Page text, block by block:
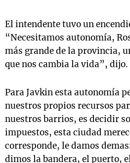
El intendente tuvo un
“Necesitamos autonomía,
más grande de la provincia,
que nos cambia la vida”, dijo.
Para Javkin esta autonomía
nuestros propios recursos
nuestros barrios, es decidir
impuestos, esta ciudad
corresponde, le damos
dimos la bandera, el puerto,